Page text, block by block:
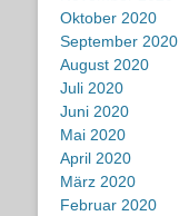
Oktober 2020
September 2020
August 2020
Juli 2020
Juni 2020
Mai 2020
April 2020
März 2020
Februar 2020